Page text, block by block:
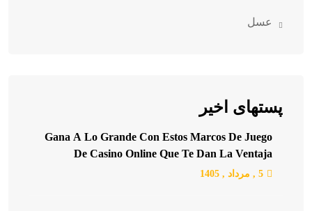
عسل
پستهای اخیر
Gana A Lo Grande Con Estos Marcos De Juego
De Casino Online Que Te Dan La Ventaja
5 , مرداد , 1405